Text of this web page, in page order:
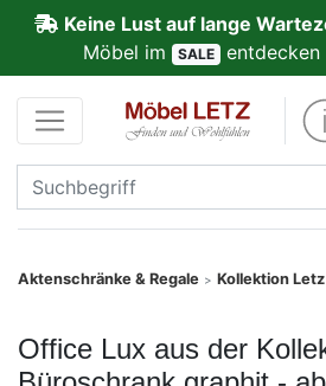
Keine Lust auf lange
Möbel im SALE entdecken
Aktenschränke & Regale > Kollektion Letz
Office Lux aus der
Kundenmeinungen
Anmelden
PREMIUM
Schnell
SALE